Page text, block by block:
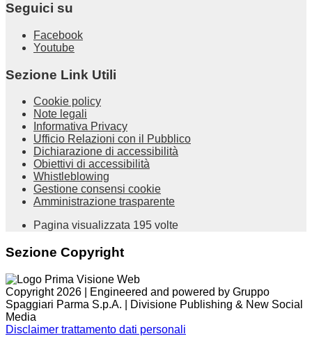
Seguici su
Facebook
Youtube
Sezione Link Utili
Cookie policy
Note legali
Informativa Privacy
Ufficio Relazioni con il Pubblico
Dichiarazione di accessibilità
Obiettivi di accessibilità
Whistleblowing
Gestione consensi cookie
Amministrazione trasparente
Pagina visualizzata 195 volte
Sezione Copyright
Copyright 2026 | Engineered and powered by Gruppo
Spaggiari Parma S.p.A. | Divisione Publishing & New Social
Media
Disclaimer trattamento dati personali